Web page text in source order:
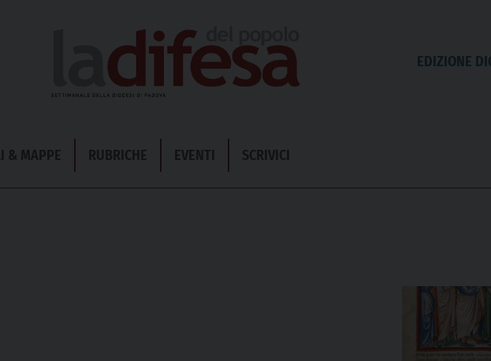
EDIZIONE
& MAPPE RUBRICHE EVENTI SCRIVICI